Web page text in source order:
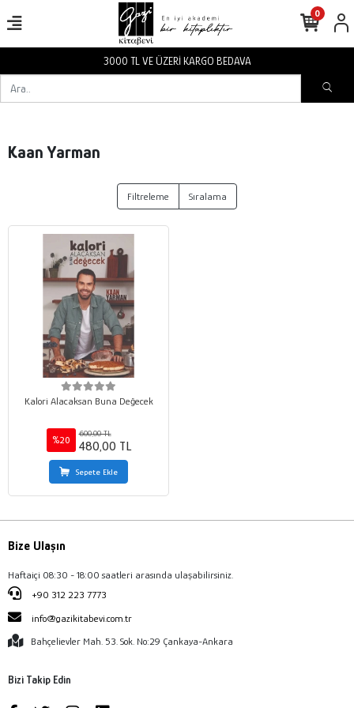
3000 TL VE ÜZERİ KARGO BEDAVA
0
Kaan Yarman
Filtreleme Sıralama
Kalori Alacaksan Buna Değecek
%20
600,00 TL
480,00 TL
Sepete Ekle
Bize Ulaşın
Haftaiçi 08:30 - 18:00 saatleri arasında ulaşabilirsiniz.
+90 312 223 7773
info@gazikitabevi.com.tr
Bahçelievler Mah. 53. Sok. No:29 Çankaya-Ankara
Bizi Takip Edin